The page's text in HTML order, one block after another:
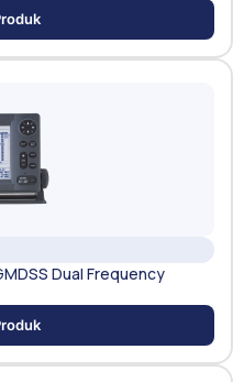
Dual Frequency